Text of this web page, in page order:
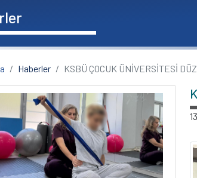
Haberler KSBÜ ÇOCUK ÜNİVERSİTESİ